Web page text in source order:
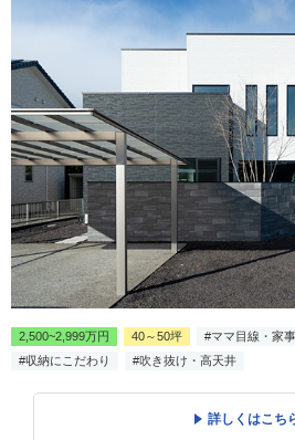
2,500~2,999万円 40～50坪 #ママ目線・家
#収納にこだわり
#吹き抜け・高天井
詳しくはこち